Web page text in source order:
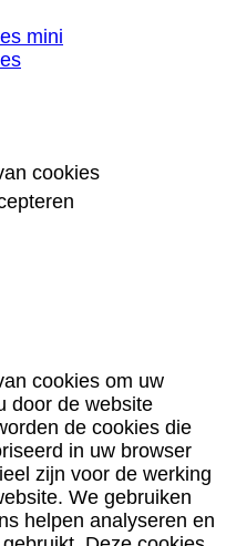
mini
cookies
cookies om uw
door de website
de cookies die
in uw browser
zijn voor de werking
We gebruiken
helpen analyseren en